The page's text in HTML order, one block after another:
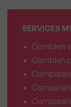
SERVICES
Combien
Combien